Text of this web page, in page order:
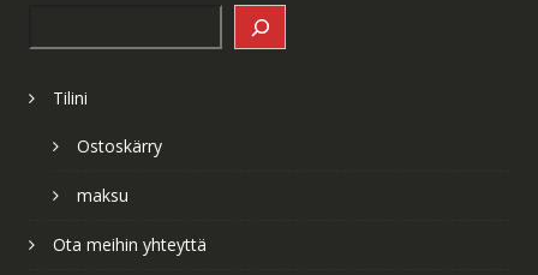
Tilini
Ostoskärry
maksu
Ota meihin yhteyttä